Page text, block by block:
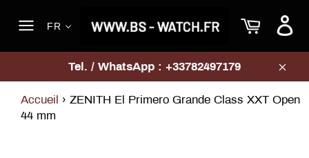
FR Panier
Tel. / WhatsApp : +33782497179
Accueil › ZENITH El Primero Grande Class XXT Open
44 mm